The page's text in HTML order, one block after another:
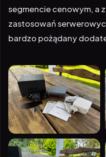
segmencie cenowym, a
zastosowań
bardzo pożądany